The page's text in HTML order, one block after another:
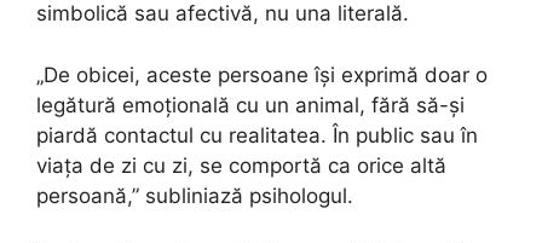
simbolică sau afectivă, nu una literală.
„De obicei, aceste persoane își exprimă doar o
legătură emoțională cu un animal, fără să-și
piardă contactul cu realitatea. În public sau în
viața de zi cu zi, se comportă ca orice altă
persoană,” subliniază psihologul.